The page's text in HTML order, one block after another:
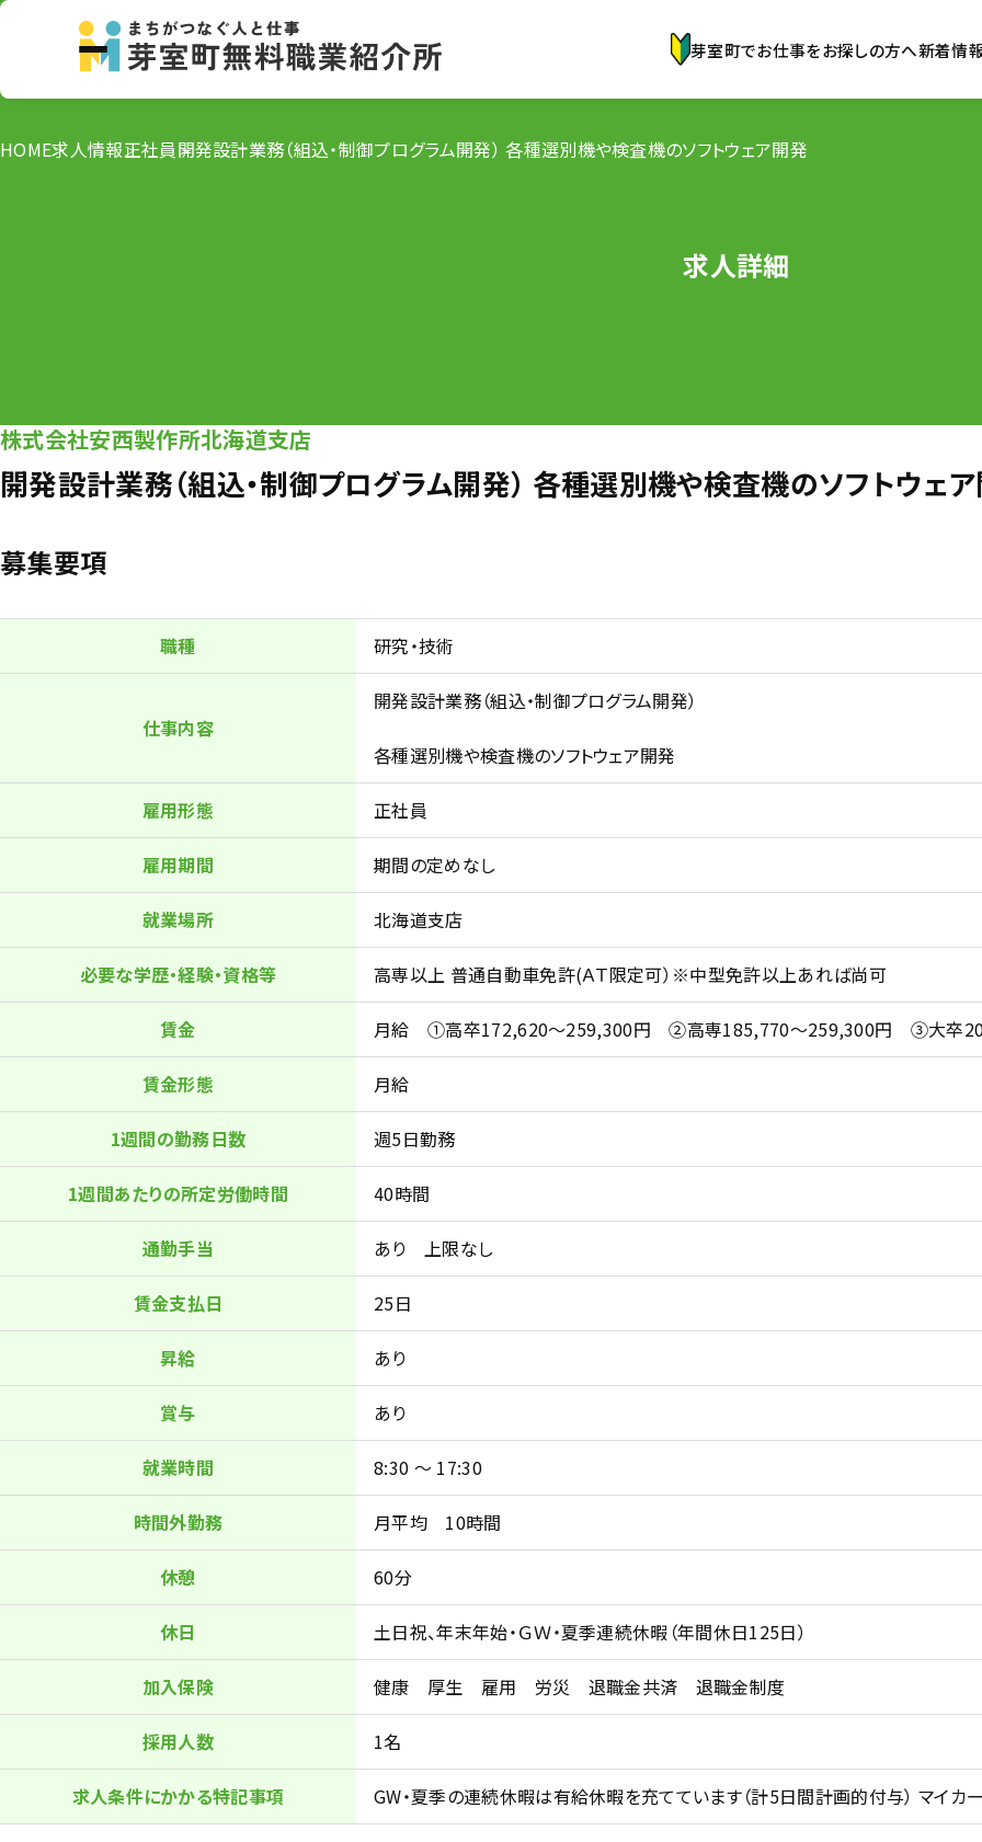
芽室町でお仕事をお探しの方へ新着情
HOME求人情報正社員開発設計業務（組込・制御プログラム開発） 各種選別機や検査機のソフトウェア開発
求人詳細
株式会社安西製作所北海道支店
開発設計業務（組込・制御プログラム開発） 各種選別機や検査機のソフトウェ
募集要項
職種 研究・技術
仕事内容
開発設計業務（組込・制御プログラム開発）
各種選別機や検査機のソフトウェア開発
雇用形態 正社員
雇用期間 期間の定めなし
就業場所 北海道支店
必要な学歴・経験・資格等 高専以上 普通自動車免許(ＡＴ限定可）※中型免許以上あれば尚可
賃金 月給 ①高卒172,620〜259,300円 ②高専185,770〜259,300円 ③大卒
賃金形態 月給
1週間の勤務日数 週5日勤務
1週間あたりの所定労働時間 40時間
通勤手当 あり 上限なし
賃金支払日 25日
昇給 あり
賞与 あり
就業時間 8:30 ～ 17:30
時間外勤務 月平均 10時間
休憩 60分
休日 土日祝、年末年始・ＧＷ・夏季連続休暇（年間休日125日）
加入保険 健康 厚生 雇用 労災 退職金共済 退職金制度
採用人数 1名
求人条件にかかる特記事項 GW・夏季の連続休暇は有給休暇を充てています（計5日間計画的付与） マイカ